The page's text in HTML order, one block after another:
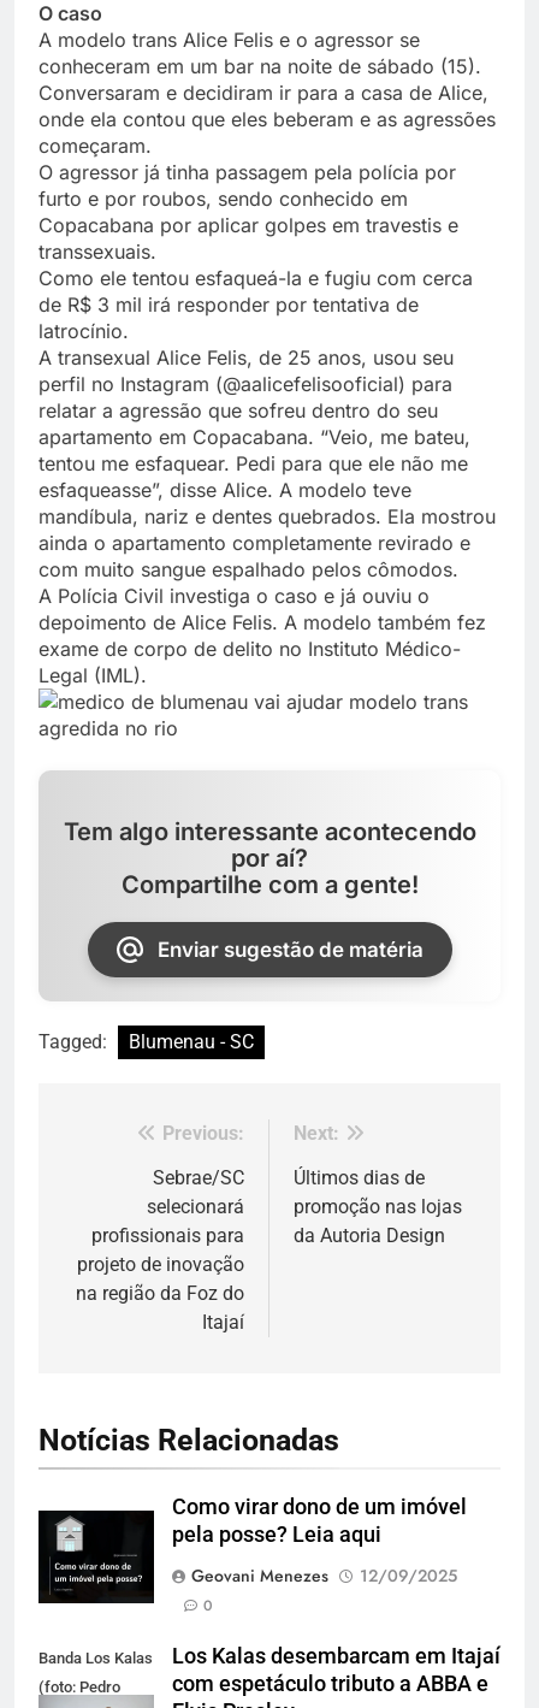
O caso
A modelo trans Alice Felis e o agressor se
conheceram em um bar na noite de sábado (15).
Conversaram e decidiram ir para a casa de Alice,
onde ela contou que eles beberam e as agressões
começaram.
O agressor já tinha passagem pela polícia por
furto e por roubos, sendo conhecido em
Copacabana por aplicar golpes em travestis e
transsexuais.
Como ele tentou esfaqueá-la e fugiu com cerca
de R$ 3 mil irá responder por tentativa de
latrocínio.
A transexual Alice Felis, de 25 anos, usou seu
perfil no Instagram (@aalicefelisooficial) para
relatar a agressão que sofreu dentro do seu
apartamento em Copacabana. “Veio, me bateu,
tentou me esfaquear. Pedi para que ele não me
esfaqueasse”, disse Alice. A modelo teve
mandíbula, nariz e dentes quebrados. Ela mostrou
ainda o apartamento completamente revirado e
com muito sangue espalhado pelos cômodos.
A Polícia Civil investiga o caso e já ouviu o
depoimento de Alice Felis. A modelo também fez
exame de corpo de delito no Instituto Médico-
Legal (IML).
Tem algo interessante acontecendo
por aí?
Compartilhe com a gente!
Enviar sugestão de matéria
Tagged: Blumenau - SC
Navegação
Post
Previous:
Sebrae/SC
selecionará
profissionais para
projeto de inovação
na região da Foz do
Itajaí
Next:
Últimos dias de
promoção nas lojas
da Autoria Design
Notícias Relacionadas
Como virar dono de um imóvel
pela posse? Leia aqui
Geovani Menezes
12/09/2025
0
Banda Los Kalas
(foto: Pedro
Los Kalas desembarcam em Itajaí
com espetáculo tributo a ABBA e